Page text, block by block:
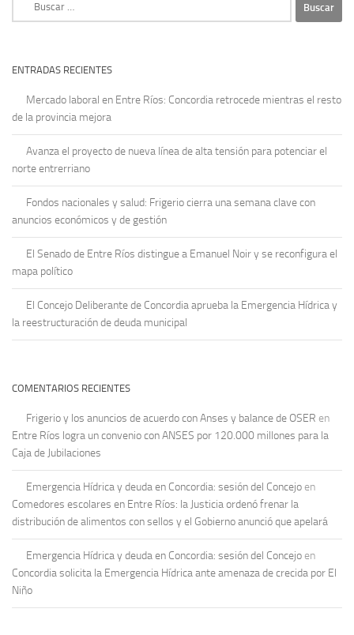
ENTRADAS RECIENTES
Mercado laboral en Entre Ríos: Concordia retrocede mientras el resto
de la provincia mejora
Avanza el proyecto de nueva línea de alta tensión para potenciar el
norte entrerriano
Fondos nacionales y salud: Frigerio cierra una semana clave con
anuncios económicos y de gestión
El Senado de Entre Ríos distingue a Emanuel Noir y se reconfigura el
mapa político
El Concejo Deliberante de Concordia aprueba la Emergencia Hídrica y
la reestructuración de deuda municipal
COMENTARIOS RECIENTES
Frigerio y los anuncios de acuerdo con Anses y balance de OSER en
Entre Ríos logra un convenio con ANSES por 120.000 millones para la
Caja de Jubilaciones
Emergencia Hídrica y deuda en Concordia: sesión del Concejo en
Comedores escolares en Entre Ríos: la Justicia ordenó frenar la
distribución de alimentos con sellos y el Gobierno anunció que apelará
Emergencia Hídrica y deuda en Concordia: sesión del Concejo en
Concordia solicita la Emergencia Hídrica ante amenaza de crecida por El
Niño